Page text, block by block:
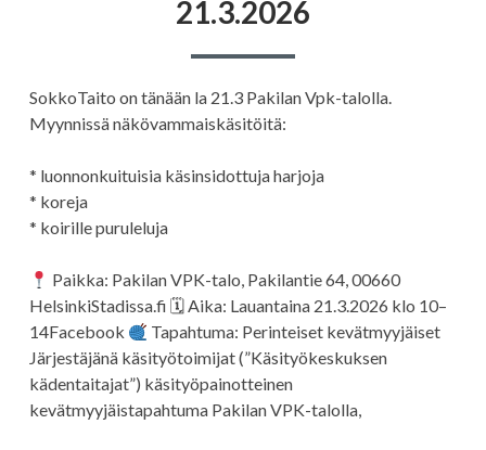
21.3.2026
SokkoTaito on tänään la 21.3 Pakilan Vpk-talolla.
Myynnissä näkövammaiskäsitöitä:
* luonnonkuituisia käsinsidottuja harjoja
* koreja
* koirille puruleluja
Paikka: Pakilan VPK-talo, Pakilantie 64, 00660
HelsinkiStadissa.fi 🗓 Aika: Lauantaina 21.3.2026 klo 10–
14Facebook
Tapahtuma: Perinteiset kevätmyyjäiset
Järjestäjänä käsityötoimijat (”Käsityökeskuksen
kädentaitajat”) käsityöpainotteinen
kevätmyyjäistapahtuma Pakilan VPK-talolla,